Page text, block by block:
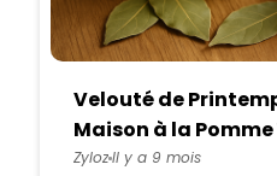
Velouté de
Maison à la
de Laurier
ZylozIl y a 9 mois